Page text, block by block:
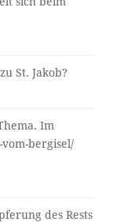
St. Jakob?
Im
bergisel/
des Rests